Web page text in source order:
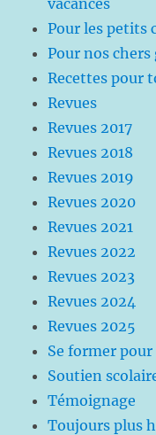
vacances
Pour les petits
Pour nos
Recettes pour
Revues
Revues 2017
Revues 2018
Revues 2019
Revues 2020
Revues 2021
Revues 2022
Revues 2023
Revues 2024
Revues 2025
Se former
Soutien
Témoignage
Toujours plus